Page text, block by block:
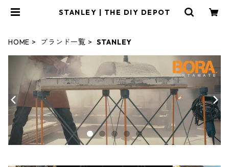
STANLEY | THE DIY DEPOT
HOME ブランド一覧 STANLEY